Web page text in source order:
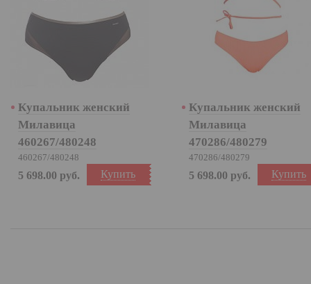
Купальник женский
Милавица
460267/480248
460267/480248
Купить
5 698.00 руб.
Купальник женский
Милавица
470286/480279
470286/480279
Купить
5 698.00 руб.